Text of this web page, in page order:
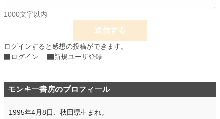
累計ポイント 4,441 pt (130,617 位)
1000文字以内
送信する
ログインすると感想の投稿ができます。
ログイン
新規ユーザ登録
モンキー書房のプロフィール
1995年4月8日、秋田県生まれ。